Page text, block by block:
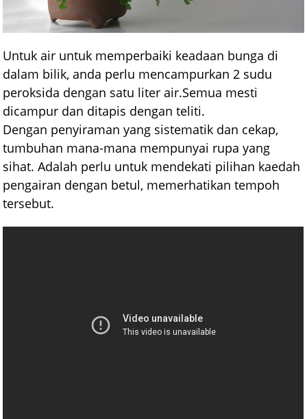
Untuk air untuk memperbaiki keadaan bunga di
dalam bilik, anda perlu mencampurkan 2 sudu
peroksida dengan satu liter air.Semua mesti
dicampur dan ditapis dengan teliti.
Dengan penyiraman yang sistematik dan cekap,
tumbuhan mana-mana mempunyai rupa yang
sihat. Adalah perlu untuk mendekati pilihan kaedah
pengairan dengan betul, memerhatikan tempoh
tersebut.